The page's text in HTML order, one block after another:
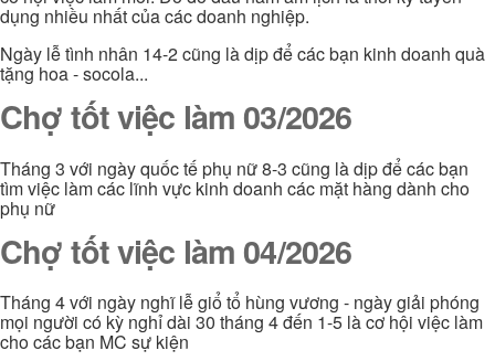
dụng nhiều nhất của các doanh nghiệp.
Ngày lễ tình nhân 14-2 cũng là dịp để các bạn kinh doanh quà
tặng hoa - socola...
Chợ tốt việc làm 03/2026
Tháng 3 với ngày quốc tế phụ nữ 8-3 cũng là dịp để các bạn
tìm việc làm các lĩnh vực kinh doanh các mặt hàng dành cho
phụ nữ
Chợ tốt việc làm 04/2026
Tháng 4 với ngày nghĩ lễ giổ tổ hùng vương - ngày giải phóng
mọi người có kỳ nghỉ dài 30 tháng 4 đến 1-5 là cơ hội việc làm
cho các bạn MC sự kiện